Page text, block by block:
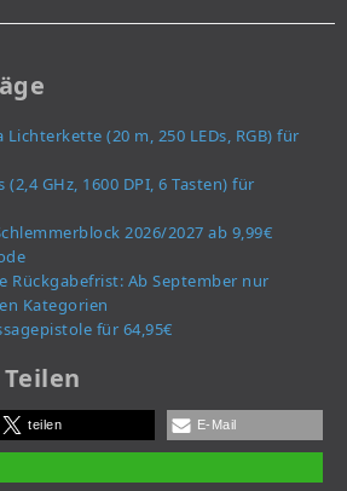
(20 m, 250 LEDs, RGB) für
GHz, 1600 DPI, 6 Tasten) für
2026/2027 ab 9,99€
Rückgabefrist: Ab September nur
Kategorien
für 64,95€
teilen E-Mail